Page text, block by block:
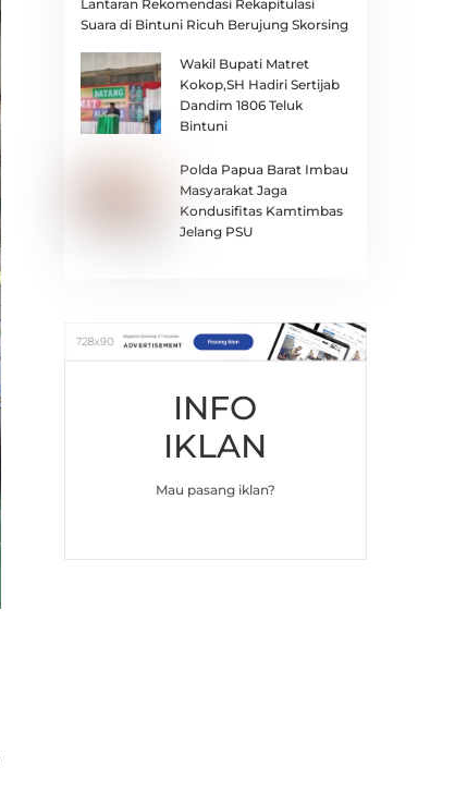
Lantaran Rekomendasi Rekapitulasi
Suara di Bintuni Ricuh Berujung Skorsing
Wakil Bupati Matret
Kokop,SH Hadiri Sertijab
Dandim 1806 Teluk
Bintuni
Polda Papua Barat Imbau
Masyarakat Jaga
Kondusifitas Kamtimbas
Jelang PSU
INFO
IKLAN
Mau pasang iklan?